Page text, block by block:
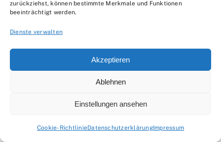
zurückziehst, können bestimmte Merkmale und Funktionen
beeinträchtigt werden.
Dienste verwalten
Akzeptieren
Ablehnen
Einstellungen ansehen
Cookie-RichtlinieDatenschutzerklärungImpressum
bewohnbar bleiben, sauber planen,
– mit Vergleichstabellen, Pflege-
Checklisten und klaren
Entscheidungshilfen. Schwerpunkte: -
Bodenbeläge & Parkett: Auswahl,
Fugen: Materialwahl, Epoxid vs.